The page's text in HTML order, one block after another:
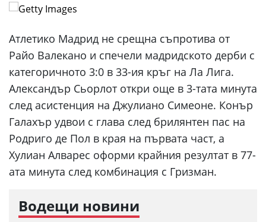
Атлетико Мадрид не срещна съпротива от
Райо Валекано и спечели мадридското дерби с
категоричното 3:0 в 33-ия кръг на Ла Лига.
Александър Сьорлот откри още в 3-тата минута
след асистенция на Джулиано Симеоне. Конър
Галахър удвои с глава след брилянтен пас на
Родриго де Пол в края на първата част, а
Хулиан Алварес оформи крайния резултат в 77-
ата минута след комбинация с Гризман.
Водещи новини